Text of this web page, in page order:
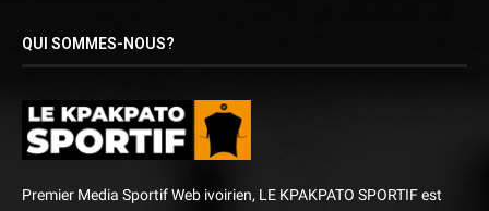
QUI SOMMES-NOUS?
Premier Media Sportif Web ivoirien, LE KPAKPATO SPORTIF est